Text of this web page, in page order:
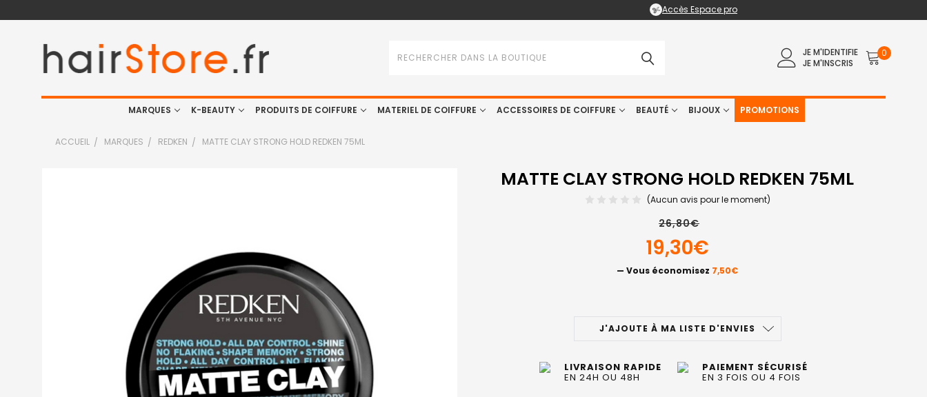
Accès Espace pro
JE M'IDENTIFIE
JE M'INSCRIS
0
MARQUES K-BEAUTY PRODUITS DE COIFFURE MATERIEL DE COIFFURE ACCESSOIRES DE COIFFURE BEAUTÉ BIJOUX PROMOTIONS
ACCUEIL MARQUES REDKEN MATTE CLAY STRONG HOLD REDKEN 75ML
MATTE CLAY STRONG HOLD REDKEN 75ML
(Aucun avis pour le moment)
26,80€
19,30€
— Vous économisez 7,50€
J'AJOUTE À MA LISTE D'ENVIES
LIVRAISON RAPIDE
EN 24H OU 48H
PAIEMENT SÉCURISÉ
EN 3 FOIS OU 4 FOIS